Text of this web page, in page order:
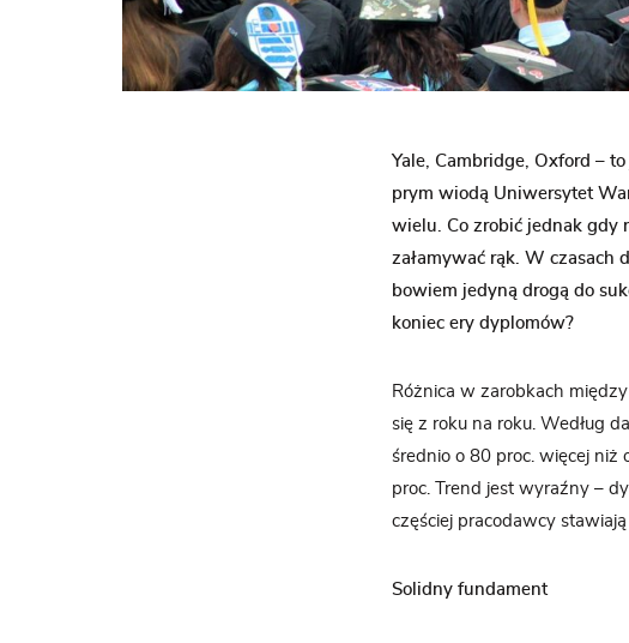
Yale, Cambridge, Oxford –
prym wiodą Uniwersytet
wielu. Co zrobić jednak gdy
załamywać rąk. W czasach
bowiem jedyną drogą do
koniec ery dyplomów?
Różnica w zarobkach
się z roku na roku. Według
średnio o 80 proc. więcej niż
proc. Trend jest wyraźny –
częściej pracodawcy
Solidny fundament